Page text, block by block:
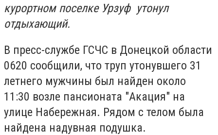
курортном поселке Урзуф утонул
отдыхающий.
В пресс-службе ГСЧС в Донецкой области
0620 сообщили, что труп утонувшего 31
летнего мужчины был найден около
11:30 возле пансионата "Акация" на
улице Набережная. Рядом с телом была
найдена надувная подушка.